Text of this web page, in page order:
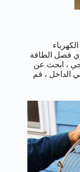
فصل الطاقة
، ابحث عن
الداخل ، قم